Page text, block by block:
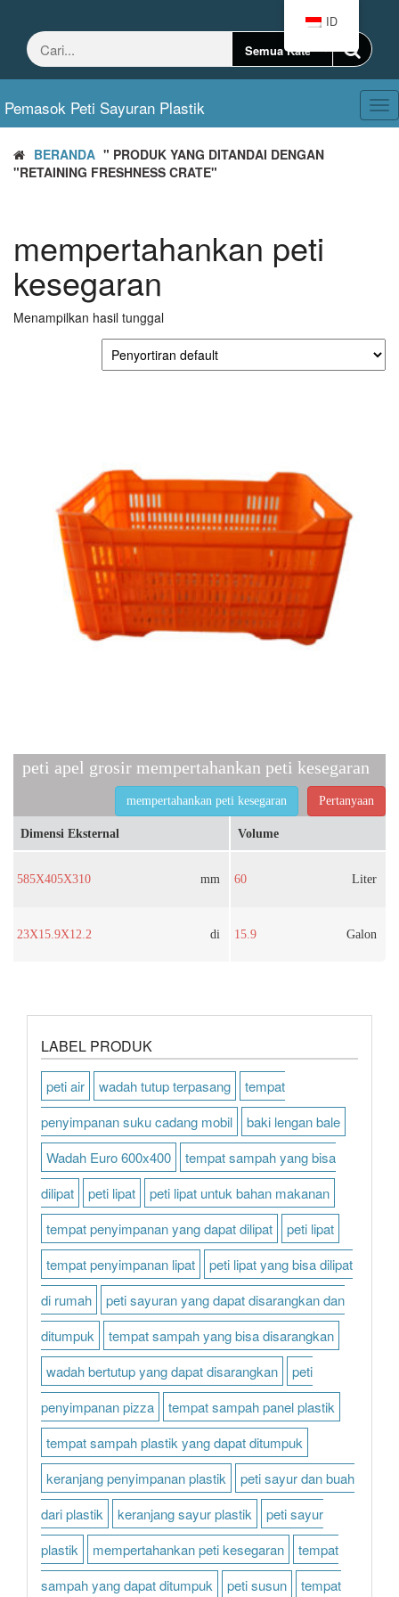
konten
Pemasok Peti Sayuran Plastik
BERANDA " PRODUK YANG DITANDAI DENGAN
"RETAINING FRESHNESS CRATE"
mempertahankan peti
kesegaran
Menampilkan hasil tunggal
peti apel grosir mempertahankan peti kesegaran
Pertanyaan
mempertahankan peti kesegaran
Dimensi Eksternal
585X405X310 mm
23X15.9X12.2 di
Volume
60 Liter
15.9 Galon
LABEL PRODUK
peti air wadah tutup terpasang
tempat
penyimpanan suku cadang mobil
baki lengan bale
Wadah Euro 600x400
tempat sampah yang bisa
dilipat
peti lipat
peti lipat untuk bahan makanan
tempat penyimpanan yang dapat dilipat
peti lipat
tempat penyimpanan lipat
peti lipat yang bisa dilipat
di rumah
peti sayuran yang dapat disarangkan dan
ditumpuk
tempat sampah yang bisa disarangkan
wadah bertutup yang dapat disarangkan
peti
penyimpanan pizza
tempat sampah panel plastik
tempat sampah plastik yang dapat ditumpuk
keranjang penyimpanan plastik
peti sayur dan buah
dari plastik
keranjang sayur plastik
peti sayur
plastik
mempertahankan peti kesegaran
tempat
sampah yang dapat ditumpuk
peti susun tempat
ID